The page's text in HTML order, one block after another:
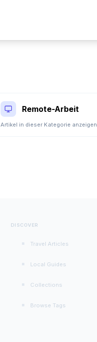
Remote-Arbeit
Artikel in dieser Kategorie anzeigen
DISCOVER
Travel Articles
Local Guides
Collections
Browse Tags